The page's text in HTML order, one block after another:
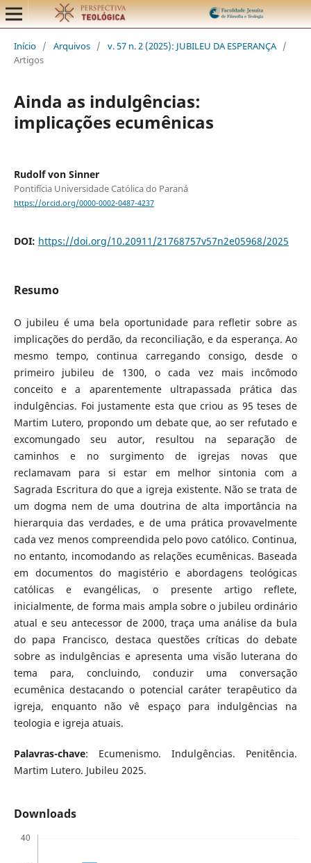
Início / Arquivos / v. 57 n. 2 (2025): JUBILEU DA ESPERANÇA /
Artigos
Ainda as indulgências:
implicações ecumênicas
Rudolf von Sinner
Pontifícia Universidade Católica do Paraná
https://orcid.org/0000-0002-0487-4237
DOI: https://doi.org/10.20911/21768757v57n2e05968/2025
Resumo
O jubileu é uma bela oportunidade para refletir sobre as
implicações do perdão, da reconciliação, e da esperança. Ao
mesmo tempo, continua carregando consigo, desde o
primeiro jubileu de 1300, o cada vez mais incômodo
conceito e a aparentemente ultrapassada prática das
indulgências. Foi justamente esta que criou as 95 teses de
Martim Lutero, propondo um debate que, ao ser refutado e
excomungado seu autor, resultou na separação de
caminhos e no surgimento de igrejas novas que
reclamavam para si estar em melhor sintonia com a
Sagrada Escritura do que a igreja existente. Não se trata de
um dogma nem de uma doutrina de alta importância na
hierarquia das verdades, e de uma prática provavelmente
cada vez menos compreendida pelo povo católico. Continua,
no entanto, incomodando as relações ecumênicas. Baseada
em documentos do magistério e abordagens teológicas
católicas e evangélicas, o presente artigo reflete,
inicialmente, de forma mais ampla sobre o jubileu ordinário
atual e seu antecessor de 2000, traça uma análise da bula
do papa Francisco, destaca questões críticas do debate
sobre as indulgências e apresenta uma visão luterana do
tema para, concluindo, conduzir uma conversação
ecumênica destacando o potencial caráter terapêutico da
igreja, enquanto não vê espaço para indulgências na
teologia e igreja atuais.
Palavras-chave: Ecumenismo. Indulgências. Penitência.
Martim Lutero. Jubileu 2025.
Downloads